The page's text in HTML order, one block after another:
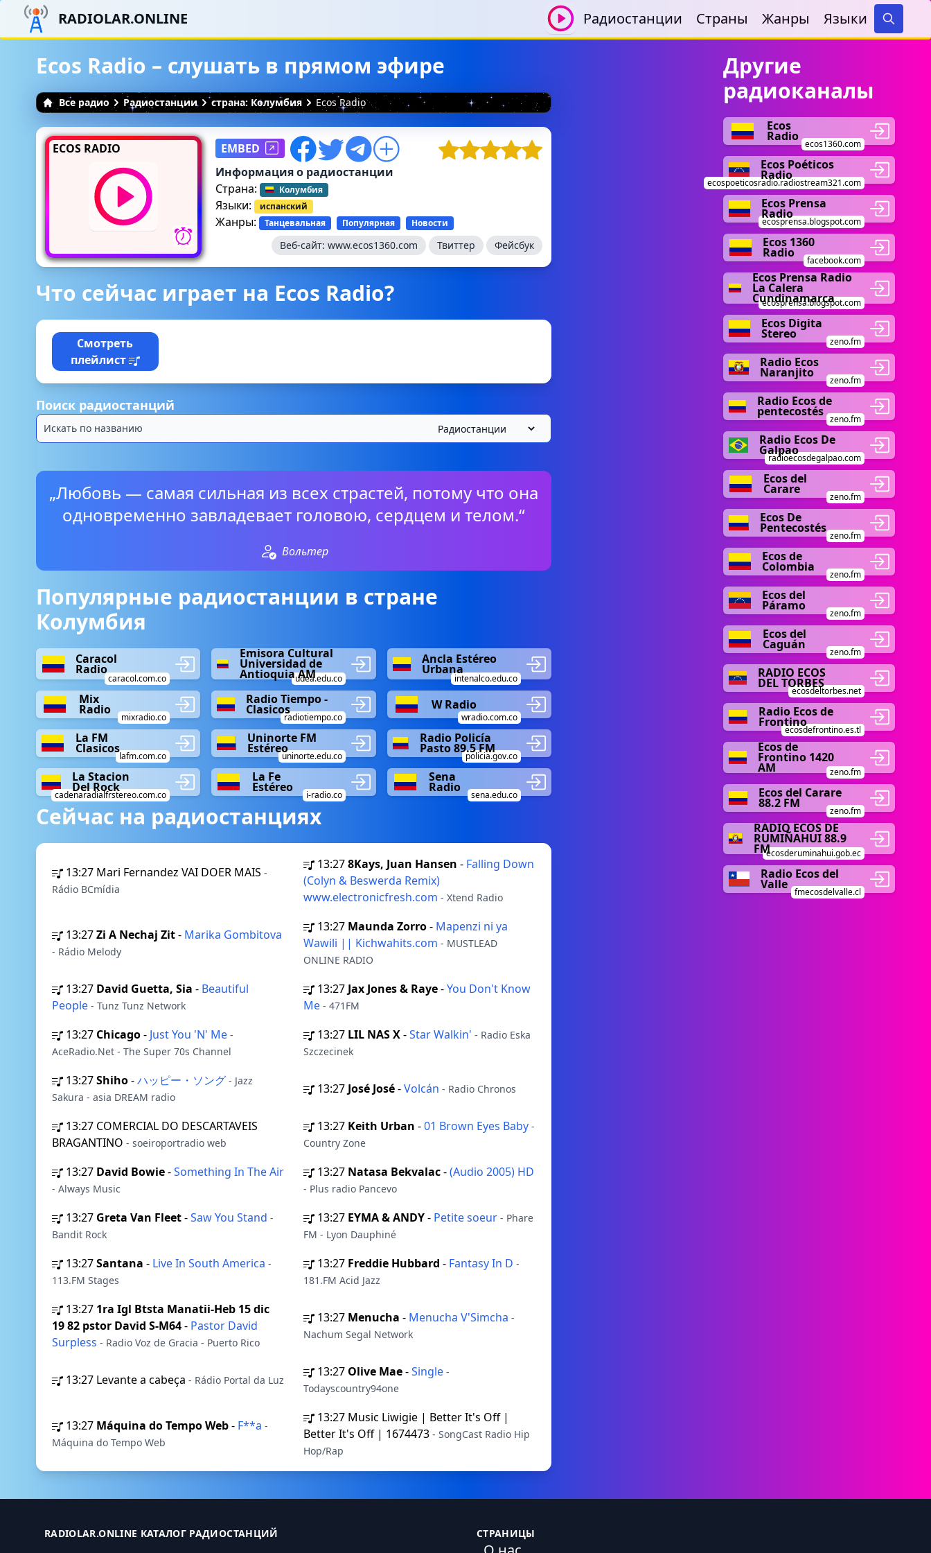
RADIOLAR.ONLINE Радиостанции Страны Жанры Языки
Search
Ecos Radio – слушать в прямом эфире
Все радио Радиостанции страна: Колумбия Ecos Radio
ECOS RADIO
EMBED
Информация о радиостанции
Страна:
Колумбия
Языки: испанский
Жанры: Танцевальная Популярная Новости
Веб-сайт: www.ecos1360.com Твиттер Фейсбук
Что сейчас играет на Ecos Radio?
Смотреть
плейлист
Поиск радиостанций
„Любовь — самая сильная из всех страстей, потому что она
одновременно завладевает головою, сердцем и телом.“
Вольтер
Популярные радиостанции в стране
Колумбия
Caracol
Radio
caracol.com.co
Emisora Cultural
Universidad de
Antioquia AMudea.edu.co
Ancla Estéreo
Urbana
intenalco.edu.co
Mix
Radio
mixradio.co
Radio Tiempo -
Clasicos
radiotiempo.co
W Radio
wradio.com.co
La FM
Clasicos
lafm.com.co
Uninorte FM
Estéreo
uninorte.edu.co
Radio Policía
Pasto 89.5 FM
policia.gov.co
La Stacion
Del Rock
cadenaradialfrstereo.com.co
La Fe
Estéreo
i-radio.co
Sena
Radio
sena.edu.co
Сейчас на радиостанциях
13:27 Mari Fernandez VAI DOER MAIS -
Rádio BCmídia
13:278Kays, Juan Hansen - Falling Down
(Colyn & Beswerda Remix)
www.electronicfresh.com - Xtend Radio
13:27Zi A Nechaj Zit- Marika Gombitova
- Rádio Melody
13:27 Maunda Zorro- Mapenzi ni ya
Wawili || Kichwahits.com - MUSTLEAD
ONLINE RADIO
13:27 David Guetta, Sia - Beautiful
People - Tunz Tunz Network
13:27 Jax Jones & Raye-You Don't Know
Me - 471FM
13:27 Chicago- Just You 'N' Me -
AceRadio.Net - The Super 70s Channel
13:27 LIL NAS X-Star Walkin' - Radio Eska
Szczecinek
13:27Shiho-ハッピー・ソング - Jazz
Sakura - asia DREAM radio
13:27 José José-Volcán - Radio Chronos
13:27 COMERCIAL DO DESCARTAVEIS
BRAGANTINO - soeiroportradio web
13:27 Keith Urban -01 Brown Eyes Baby -
Country Zone
13:27 David Bowie-Something In The Air
- Always Music
13:27 Natasa Bekvalac-(Audio 2005) HD
- Plus radio Pancevo
13:27 Greta Van Fleet-Saw You Stand -
Bandit Rock
13:27 EYMA & ANDY- Petite soeur - Phare
FM - Lyon Dauphiné
13:27Santana - Live In South America -
113.FM Stages
13:27 Freddie Hubbard - Fantasy In D -
181.FM Acid Jazz
13:27 1ra Igl Btsta Manatii-Heb 15 dic
19 82 pstor David S-M64- Pastor David
Surpless - Radio Voz de Gracia - Puerto Rico
13:27 Menucha - Menucha V'Simcha -
Nachum Segal Network
13:27 Levante a cabeça - Rádio Portal da Luz
13:27 Olive Mae-Single -
Todayscountry94one
13:27 Máquina do Tempo Web- F**a -
Máquina do Tempo Web
13:27 Music Liwigie | Better It's Off |
Better It's Off | 1674473 - SongCast Radio Hip
Hop/Rap
Другие
радиоканалы
Ecos
Radio
ecos1360.com
Ecos Poéticos
Radio
ecospoeticosradio.radiostream321.com
Ecos Prensa
Radio
ecosprensa.blogspot.com
Ecos 1360
Radio
facebook.com
Ecos Prensa Radio
La Calera
Cundinamarca
ecosprensa.blogspot.com
Ecos Digita
Stereo
zeno.fm
Radio Ecos
Naranjito
zeno.fm
Radio Ecos de
pentecostés
zeno.fm
Radio Ecos De
Galpao
radioecosdegalpao.com
Ecos del
Carare
zeno.fm
Ecos De
Pentecostés
zeno.fm
Ecos de
Colombia
zeno.fm
Ecos del
Páramo
zeno.fm
Ecos del
Caguán
zeno.fm
RADIO ECOS
DEL TORBES
ecosdeltorbes.net
Radio Ecos de
Frontino
ecosdefrontino.es.tl
Ecos de
Frontino 1420
AM zeno.fm
Ecos del Carare
88.2 FM
zeno.fm
RADIO ECOS DE
RUMIÑAHUI 88.9
FMecosderuminahui.gob.ec
Radio Ecos del
Valle
fmecosdelvalle.cl
RADIOLAR.ONLINE КАТАЛОГ РАДИОСТАНЦИЙ СТРАНИЦЫ